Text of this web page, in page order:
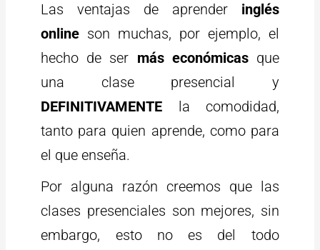
Las ventajas de aprender inglés
online son muchas, por ejemplo, el
hecho de ser más económicasque
una clase presencial y
DEFINITIVAMENTE la comodidad,
tanto para quien aprende, como para
el que enseña.
Por alguna razón creemos que las
clases presenciales son mejores, sin
embargo, esto no es del todo